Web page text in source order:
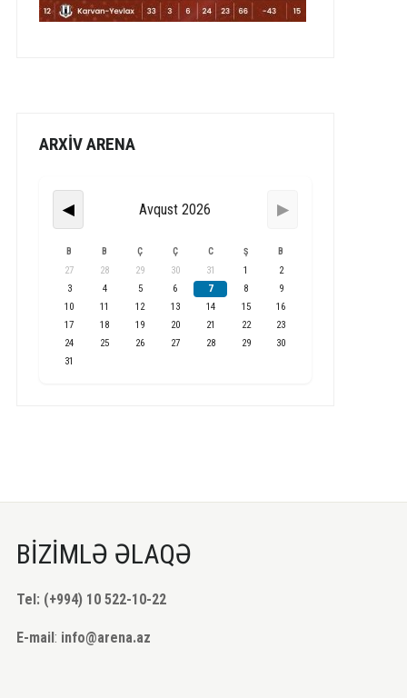
ARXİV ARENA
◀ Avqust 2026 ▶
B B Ç Ç C Ş B
27 28 29 30 31 1
2
3
4 5 6 7 8
9
10
11 12 13 14 15
16
17
18 19 20 21 22
23
24
25 26 27 28 29
30
31
BİZİMLƏ ƏLAQƏ
Tel: (+994) 10 522-10-22
E-mail: info@arena.az